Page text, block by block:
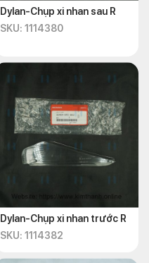
Dylan-Chụp xi nhan sau R
SKU: 1114380
Dylan-Chụp xi nhan trước R
SKU: 1114382